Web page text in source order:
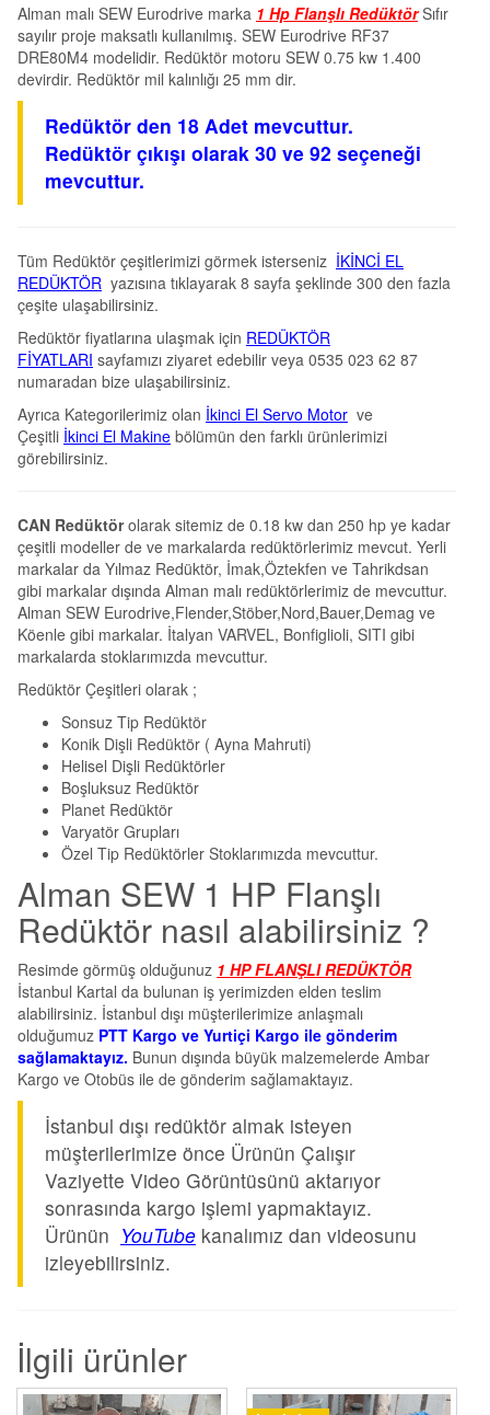
Alman malı SEW Eurodrive marka 1 Hp Flanşlı RedüktörSıfır
sayılır proje maksatlı kullanılmış. SEW Eurodrive RF37
DRE80M4 modelidir. Redüktör motoru SEW 0.75 kw 1.400
devirdir. Redüktör mil kalınlığı 25 mm dir.
Redüktör den 18 Adet mevcuttur.
Redüktör çıkışı olarak 30 ve 92 seçeneği
mevcuttur.
Tüm Redüktör çeşitlerimizi görmek isterseniz İKİNCİ EL
REDÜKTÖR yazısına tıklayarak 8 sayfa şeklinde 300 den fazla
çeşite ulaşabilirsiniz.
Redüktör fiyatlarına ulaşmak için REDÜKTÖR
FİYATLARI sayfamızı ziyaret edebilir veya 0535 023 62 87
numaradan bize ulaşabilirsiniz.
Ayrıca Kategorilerimiz olan İkinci El Servo Motor ve
Çeşitli İkinci El Makine bölümün den farklı ürünlerimizi
görebilirsiniz.
CAN Redüktörolarak sitemiz de 0.18 kw dan 250 hp ye kadar
çeşitli modeller de ve markalarda redüktörlerimiz mevcut. Yerli
markalar da Yılmaz Redüktör, İmak,Öztekfen ve Tahrikdsan
gibi markalar dışında Alman malı redüktörlerimiz de mevcuttur.
Alman SEW Eurodrive,Flender,Stöber,Nord,Bauer,Demag ve
Köenle gibi markalar. İtalyan VARVEL, Bonfiglioli, SITI gibi
markalarda stoklarımızda mevcuttur.
Redüktör Çeşitleri olarak ;
Sonsuz Tip Redüktör
Konik Dişli Redüktör ( Ayna Mahruti)
Helisel Dişli Redüktörler
Boşluksuz Redüktör
Planet Redüktör
Varyatör Grupları
Özel Tip Redüktörler Stoklarımızda mevcuttur.
Alman SEW 1 HP Flanşlı
Redüktör nasıl alabilirsiniz ?
Resimde görmüş olduğunuz 1 HP FLANŞLI REDÜKTÖR
İstanbul Kartal da bulunan iş yerimizden elden teslim
alabilirsiniz. İstanbul dışı müşterilerimize anlaşmalı
olduğumuz PTT Kargo ve Yurtiçi Kargo ile gönderim
sağlamaktayız. Bunun dışında büyük malzemelerde Ambar
Kargo ve Otobüs ile de gönderim sağlamaktayız.
İstanbul dışı redüktör almak isteyen
müşterilerimize önce Ürünün Çalışır
Vaziyette Video Görüntüsünü aktarıyor
sonrasında kargo işlemi yapmaktayız.
Ürünün YouTube kanalımız dan videosunu
izleyebilirsiniz.
İlgili ürünler